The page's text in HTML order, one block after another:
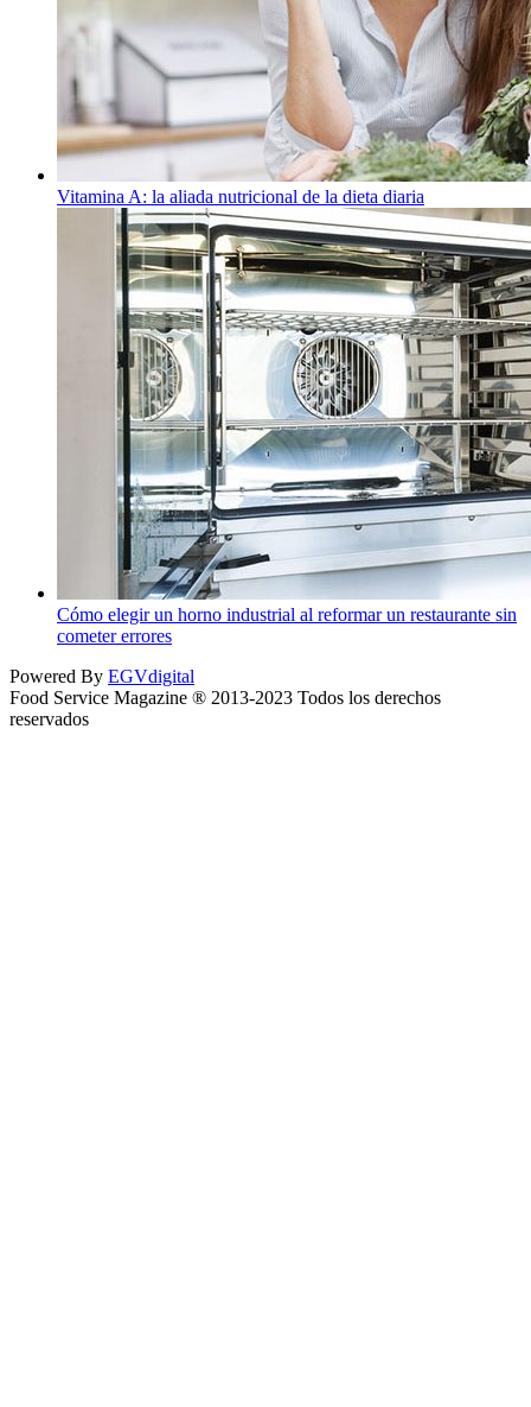
Vitamina A: la aliada nutricional de la dieta diaria
Cómo elegir un horno industrial al reformar un restaurante sin
cometer errores
Powered By EGVdigital
Food Service Magazine ® 2013-2023 Todos los derechos
reservados